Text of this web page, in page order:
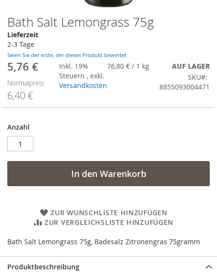
Bath Salt Lemongrass 75g
Lieferzeit
2-3 Tage
Seien Sie der erste, der dieses Produkt bewertet
Sonderangebot
5,76 €
Normalpreis
6,40 €
Inkl. 19%
Steuern , exkl.
Versandkosten
76,80 € / 1 kg
AUF LAGER
SKU
8855093004471
Anzahl
In den Warenkorb
ZUR WUNSCHLISTE HINZUFÜGEN
ZUR VERGLEICHSLISTE HINZUFÜGEN
Bath Salt Lemongrass 75g, Badesalz Zitronengras 75gramm
Zum
Anfang
der
Bildergalerie
springen
Produktbeschreibung